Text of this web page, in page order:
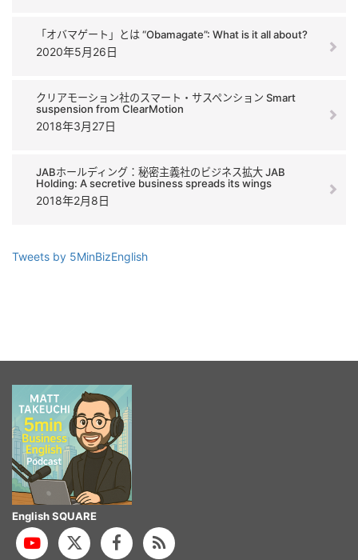
「オバマゲート」とは “Obamagate”: What is it all about?
2020年5月26日
クリアモーション社のスマート・サスペンション Smart
suspension from ClearMotion
2018年3月27日
JABホールディング：秘密主義社のビジネス拡大 JAB
Holding: A secretive business spreads its wings
2018年2月8日
Tweets by 5MinBizEnglish
English SQUARE